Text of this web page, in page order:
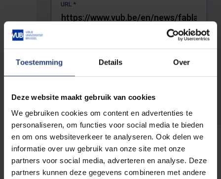
Toestemming Details Over
Deze website maakt gebruik van cookies
We gebruiken cookies om content en advertenties te
personaliseren, om functies voor social media te bieden
en om ons websiteverkeer te analyseren. Ook delen we
informatie over uw gebruik van onze site met onze
partners voor social media, adverteren en analyse. Deze
partners kunnen deze gegevens combineren met andere
URL *
The full URL of the page where you encountered the error.